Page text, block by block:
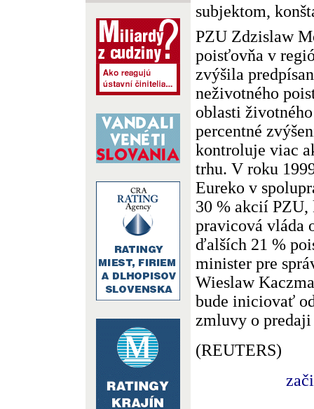
subjektom,
PZU Zdzislaw
poisťovňa v
zvýšila
neživotného
oblasti
percentné
kontroluje viac
trhu. V roku
Eureko v
30 % akcií PZU,
pravicová vláda
ďalších 21 %
minister pre
Wieslaw
bude iniciovať
zmluvy o
(REUTERS)